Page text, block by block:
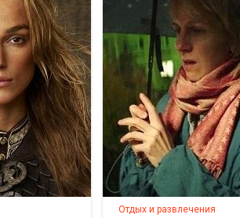
Отдых и развлечения